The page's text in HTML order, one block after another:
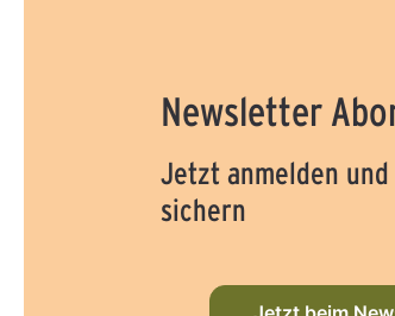
Newsletter
Jetzt anmelden
sichern